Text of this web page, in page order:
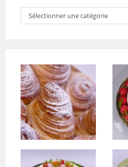
Sélectionner une catégorie